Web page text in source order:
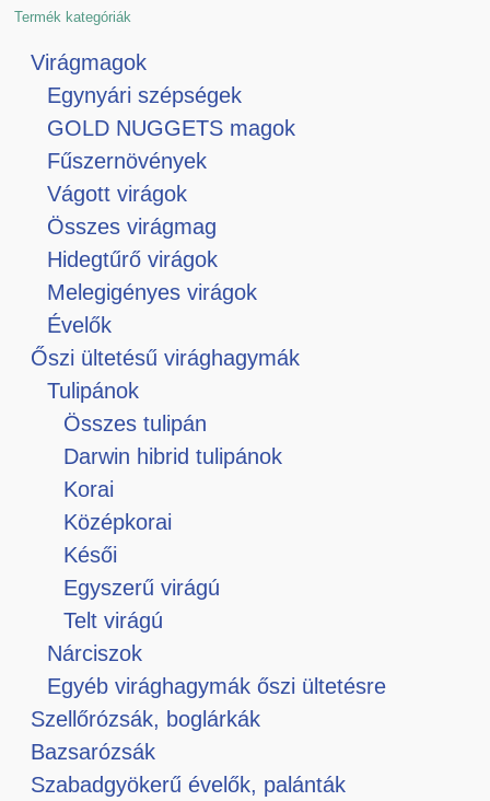
Termék kategóriák
Virágmagok
Egynyári szépségek
GOLD NUGGETS magok
Fűszernövények
Vágott virágok
Összes virágmag
Hidegtűrő virágok
Melegigényes virágok
Évelők
Őszi ültetésű virághagymák
Tulipánok
Összes tulipán
Darwin hibrid tulipánok
Korai
Középkorai
Késői
Egyszerű virágú
Telt virágú
Nárciszok
Egyéb virághagymák őszi ültetésre
Szellőrózsák, boglárkák
Bazsarózsák
Szabadgyökerű évelők, palánták